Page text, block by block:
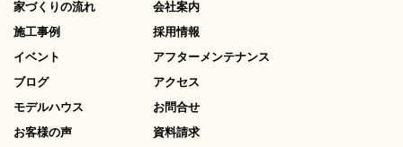
家づくりの流れ
施工事例
イベント
ブログ
モデルハウス
お客様の声
会社案内
採用情報
アフターメンテナンス
アクセス
お問合せ
資料請求